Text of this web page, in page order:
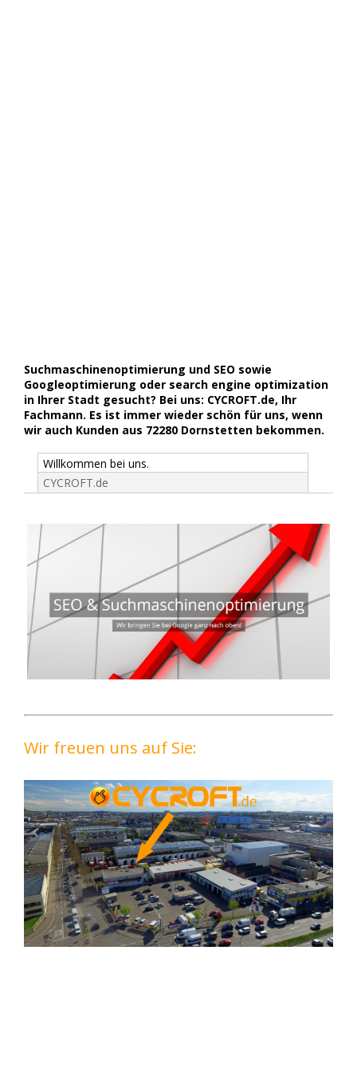
Suchmaschinenoptimierung und SEO sowie
Googleoptimierung oder search engine optimization
in Ihrer Stadt gesucht? Bei uns: CYCROFT.de, Ihr
Fachmann. Es ist immer wieder schön für uns, wenn
wir auch Kunden aus 72280 Dornstetten bekommen.
Willkommen bei uns.
CYCROFT.de
Wir freuen uns auf Sie: